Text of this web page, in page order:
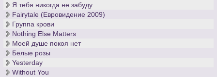
Я тебя никогда не забуду
Fairytale (Евровидение 2009)
Группа крови
Nothing Else Matters
Моей душе покоя нет
Белые розы
Yesterday
Without You